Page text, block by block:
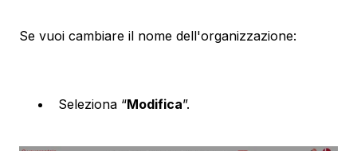
Se vuoi cambiare il nome dell'organizzazione:
Seleziona “Modifica”.